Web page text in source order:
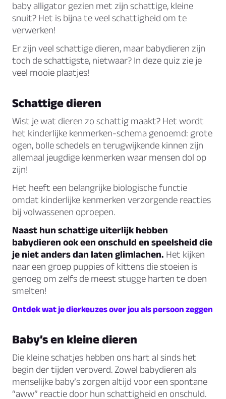
baby alligator gezien met zijn schattige, kleine
snuit? Het is bijna te veel schattigheid om te
verwerken!
Er zijn veel schattige dieren, maar babydieren zijn
toch de schattigste, nietwaar? In deze quiz zie je
veel mooie plaatjes!
Schattige dieren
Wist je wat dieren zo schattig maakt? Het wordt
het kinderlijke kenmerken-schema genoemd: grote
ogen, bolle schedels en terugwijkende kinnen zijn
allemaal jeugdige kenmerken waar mensen dol op
zijn!
Het heeft een belangrijke biologische functie
omdat kinderlijke kenmerken verzorgende reacties
bij volwassenen oproepen.
Naast hun schattige uiterlijk hebben
babydieren ook een onschuld en speelsheid die
je niet anders dan laten glimlachen. Het kijken
naar een groep puppies of kittens die stoeien is
genoeg om zelfs de meest stugge harten te doen
smelten!
Ontdek wat je dierkeuzes over jou als persoon zeggen
Baby’s en kleine dieren
Die kleine schatjes hebben ons hart al sinds het
begin der tijden veroverd. Zowel babydieren als
menselijke baby’s zorgen altijd voor een spontane
“aww” reactie door hun schattigheid en onschuld.